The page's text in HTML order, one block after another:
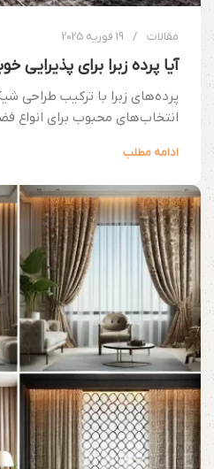
مقالات 19 فوریه 2025
آیا پرده زبرا برای پذیرایی
پرده‌های زبرا با ترکیب طراحی
انتخاب‌های محبوب برای انواع
ادامه مطلب